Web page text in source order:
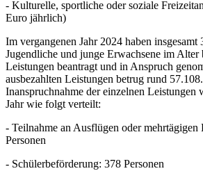
- Kulturelle, sportliche oder soziale
Euro jährlich)
Im vergangenen Jahr 2024 haben insgesamt
Jugendliche und junge Erwachsene im Alter
Leistungen beantragt und in Anspruch
ausbezahlten Leistungen betrug rund
Inanspruchnahme der einzelnen Leistungen
Jahr wie folgt verteilt:
- Teilnahme an Ausflügen oder mehrtägigen
Personen
- Schülerbeförderung: 378 Personen